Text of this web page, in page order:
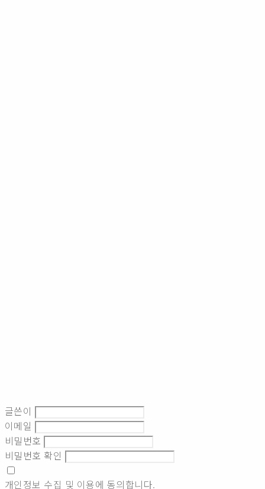
글쓴이
이메일
비밀번호
비밀번호 확인
개인정보 수집 및 이용에 동의합니다.